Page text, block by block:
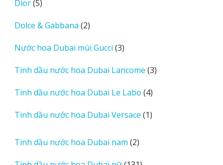
Dior 55
phẩm
Dolce & Gabbana 22
phẩm
Nước hoa Dubai mùi Gucci 33
phẩm
Tinh dầu nước hoa Dubai Lancome 33
Tinh dầu nước hoa Dubai Le Labo 44
phẩm
Tinh dầu nước hoa Dubai Versace 11
Tinh dầu nước hoa Dubai nam 22